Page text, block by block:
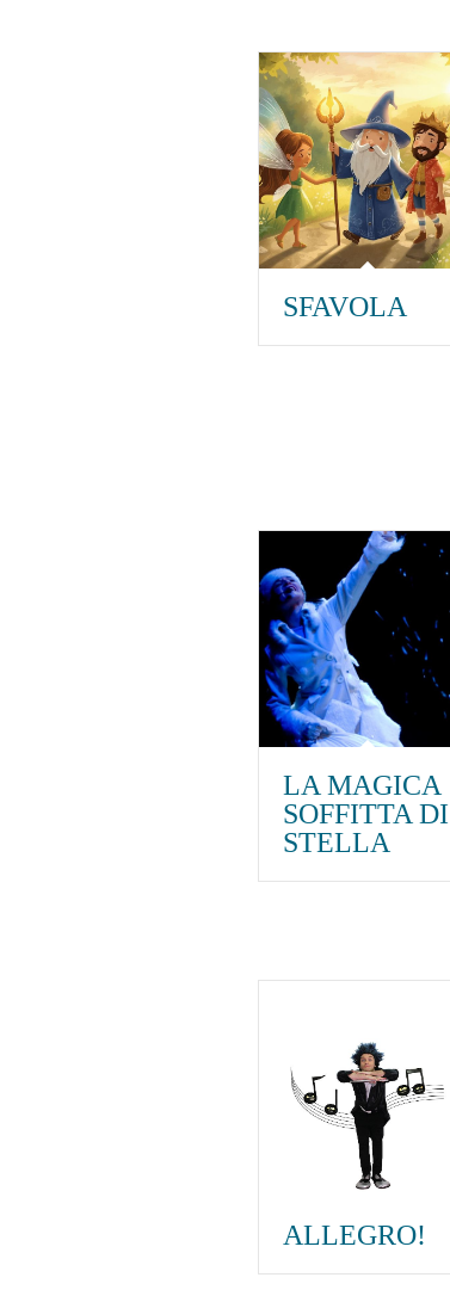
SFAVOLA
LA MAGICA
SOFFITTA DI
STELLA
ALLEGRO!